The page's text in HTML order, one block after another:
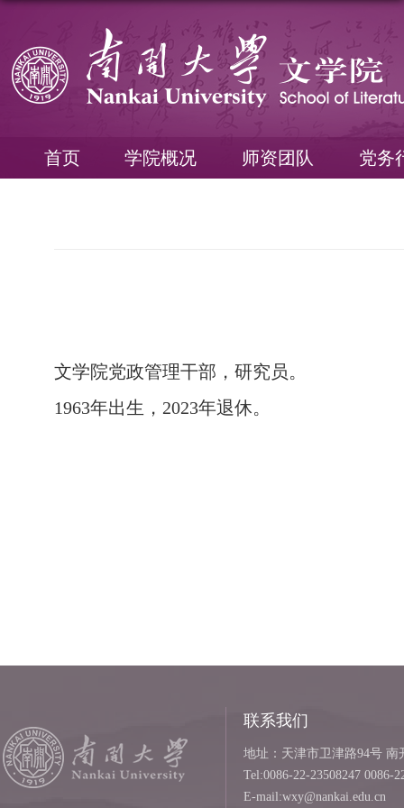
首页 学院概况 师资团队 党务
文学院党政管理干部，研究员。
1963年出生，2023年退休。
联系我们
地址：天津市卫津路94号 南
Tel:0086-22-23508247 0086-
E-mail:wxy@nankai.edu.cn